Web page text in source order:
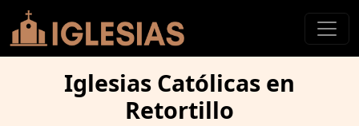
Iglesias Católicas en
Retortillo